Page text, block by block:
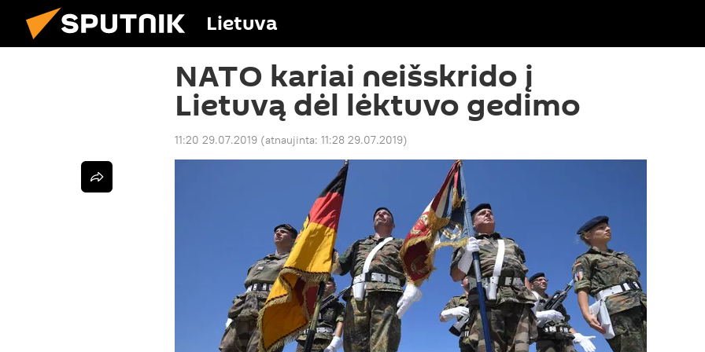
Lietuva
NATO kariai neišskrido į
Lietuvą dėl lėktuvo gedimo
11:20 29.07.2019 (atnaujinta: 11:28 29.07.2019)